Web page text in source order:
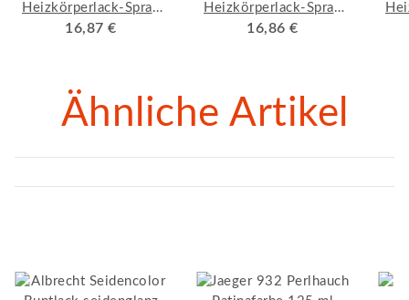
Heizkörperlack-Spray
plus 279 400ml
16,87 €
Heizkörperlack-Spray
plus 280 400ml weiß
16,86 €
Ähnliche Artikel